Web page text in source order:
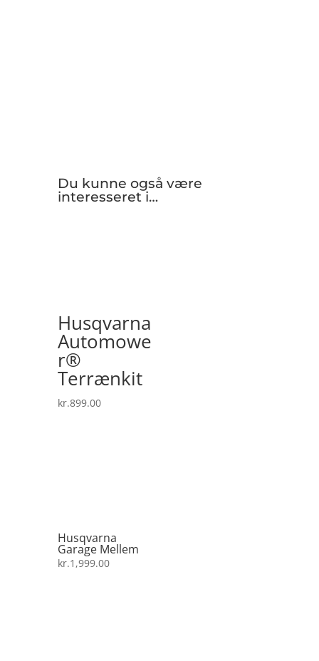
Du kunne også være
interesseret i…
Husqvarna
Automowe
r®
Terrænkit
kr.899.00
Husqvarna
Garage Mellem
kr.1,999.00